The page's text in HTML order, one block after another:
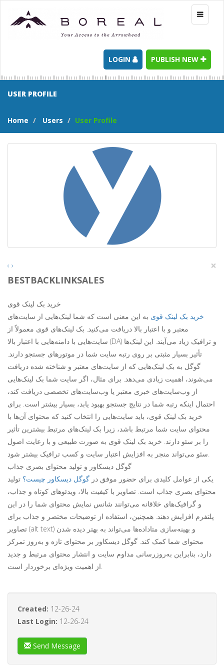
Toggle
LOGIN PUBLISH NEW
USER PROFILE
Home Users User Profile
‹ › ×
BESTBACKLINKSALES
خرید بک لینک قوی
خرید بک لینک قوی به این معنی است که شما لینک‌هایی از سایت‌های
معتبر و با اعتبار بالا دریافت می‌کنید. بک لینک‌های قوی معمولاً از
سایت‌هایی با دامنه‌هایی با اعتبار بالا (DA) و ترافیک زیاد می‌آیند. این لینک‌ها
تأثیر بسیار مثبتی بر روی رتبه سایت شما در موتورهای جستجو دارند.
گوگل به بک لینک‌هایی که از سایت‌های معتبر و شناخته شده دریافت
می‌شوند، اهمیت زیادی می‌دهد. برای مثال، اگر سایت شما بک لینک‌هایی
از وب‌سایت‌های خبری معتبر یا وب‌سایت‌های تخصصی دریافت کند،
احتمال اینکه رتبه شما در نتایج جستجو بهبود یابد، بسیار بیشتر است. برای
خرید بک لینک قوی، باید سایت‌هایی را انتخاب کنید که محتوای آن‌ها با
محتوای سایت شما مرتبط باشد، زیرا بک لینک‌های مرتبط بیشترین تأثیر
را بر سئو دارند. خرید بک لینک قوی به صورت طبیعی و با رعایت اصول
سئو می‌تواند منجر به افزایش اعتبار سایت و کسب ترافیک بیشتر شود.
گوگل دیسکاور و تولید محتوای بصری جذاب
یکی از عوامل کلیدی برای حضور موفق در گوگل دیسکاور چیست؟ تولید
محتوای بصری جذاب است. تصاویر با کیفیت بالا، ویدئوهای کوتاه و جذاب،
و گرافیک‌های خلاقانه می‌توانند شانس نمایش محتوای شما را در این
پلتفرم افزایش دهند. همچنین، استفاده از توضیحات مختصر و جذاب برای
تصاویر (alt text) و بهینه‌سازی متاداده‌ها می‌تواند به بهتر دیده شدن
محتوای شما کمک کند. گوگل دیسکاور بر محتوای تازه و به‌روز تمرکز
دارد، بنابراین به‌روزرسانی مداوم سایت و انتشار محتوای مرتبط و جدید
از اهمیت ویژه‌ای برخوردار است.
Created: 12-26-24
Last Login: 12-26-24
Send Message